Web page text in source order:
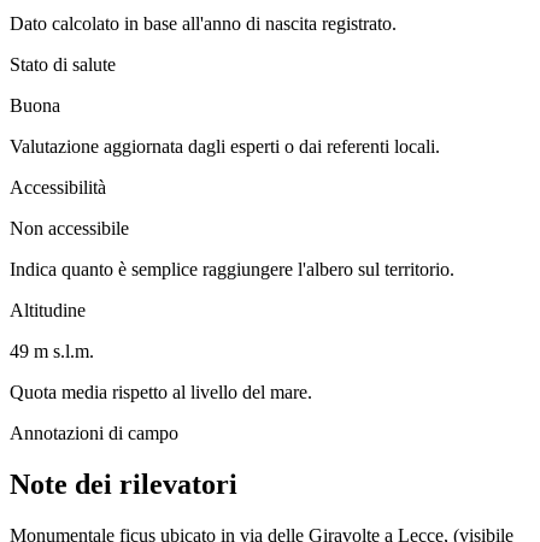
Dato calcolato in base all'anno di nascita registrato.
Stato di salute
Buona
Valutazione aggiornata dagli esperti o dai referenti locali.
Accessibilità
Non accessibile
Indica quanto è semplice raggiungere l'albero sul territorio.
Altitudine
49 m s.l.m.
Quota media rispetto al livello del mare.
Annotazioni di campo
Note dei rilevatori
Monumentale ficus ubicato in via delle Giravolte a Lecce, (visibile